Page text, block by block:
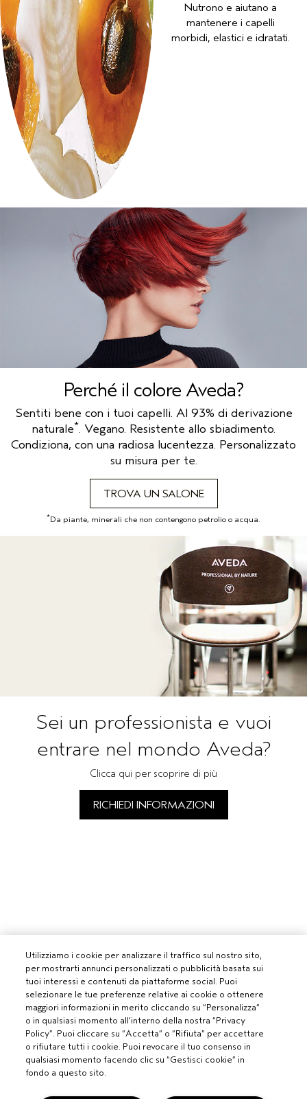
Nutrono e aiutano a
mantenere i capelli
morbidi, elastici e idratati.
Perché il colore Aveda?
Sentiti bene con i tuoi capelli. Al 93% di derivazione
naturale*. Vegano. Resistente allo sbiadimento.
Condiziona, con una radiosa lucentezza. Personalizzato
su misura per te.
TROVA UN SALONE
*Da piante, minerali che non contengono petrolio o acqua.
Sei un professionista e vuoi
entrare nel mondo Aveda?
Clicca qui per scoprire di più
RICHIEDI INFORMAZIONI
Utilizziamo i cookie per analizzare il traffico sul nostro sito,
per mostrarti annunci personalizzati o pubblicità basata sui
tuoi interessi e contenuti da piattaforme social. Puoi
selezionare le tue preferenze relative ai cookie o ottenere
maggiori informazioni in merito cliccando su “Personalizza”
o in qualsiasi momento all’interno della nostra “Privacy
Policy”. Puoi cliccare su “Accetta” o “Rifiuta” per accettare
o rifiutare tutti i cookie. Puoi revocare il tuo consenso in
qualsiasi momento facendo clic su “Gestisci cookie” in
fondo a questo sito.